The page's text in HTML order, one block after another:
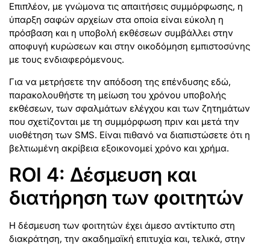
Επιπλέον, με γνώμονα τις απαιτήσεις συμμόρφωσης, η
ύπαρξη σαφών αρχείων στα οποία είναι εύκολη η
πρόσβαση και η υποβολή εκθέσεων συμβάλλει στην
αποφυγή κυρώσεων και στην οικοδόμηση εμπιστοσύνης
με τους ενδιαφερόμενους.
Για να μετρήσετε την απόδοση της επένδυσης εδώ,
παρακολουθήστε τη μείωση του χρόνου υποβολής
εκθέσεων, των σφαλμάτων ελέγχου και των ζητημάτων
που σχετίζονται με τη συμμόρφωση πριν και μετά την
υιοθέτηση των SMS. Είναι πιθανό να διαπιστώσετε ότι η
βελτιωμένη ακρίβεια εξοικονομεί χρόνο και χρήμα.
ROI 4: Δέσμευση και
διατήρηση των φοιτητών
Η δέσμευση των φοιτητών έχει άμεσο αντίκτυπο στη
διακράτηση, την ακαδημαϊκή επιτυχία και, τελικά, στην